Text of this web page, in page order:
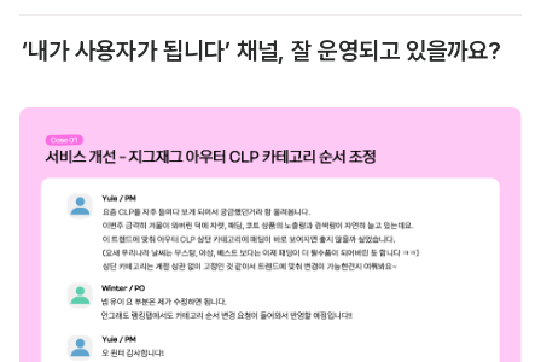
‘내가 사용자가 됩니다’ 채널, 잘 운영되고 있을까요?